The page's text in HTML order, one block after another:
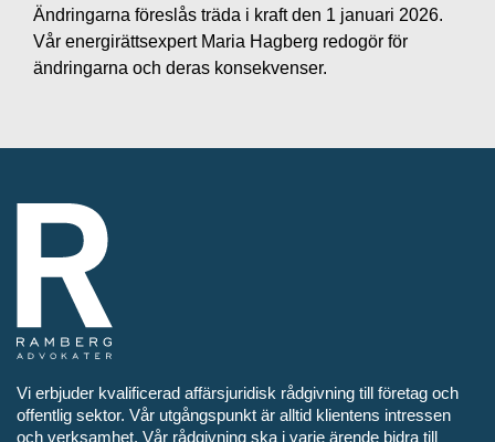
Ändringarna föreslås träda i kraft den 1 januari 2026.
Vår energirättsexpert Maria Hagberg redogör för
ändringarna och deras konsekvenser.
Vi erbjuder kvalificerad affärsjuridisk rådgivning till företag och
offentlig sektor. Vår utgångspunkt är alltid klientens intressen
och verksamhet. Vår rådgivning ska i varje ärende bidra till